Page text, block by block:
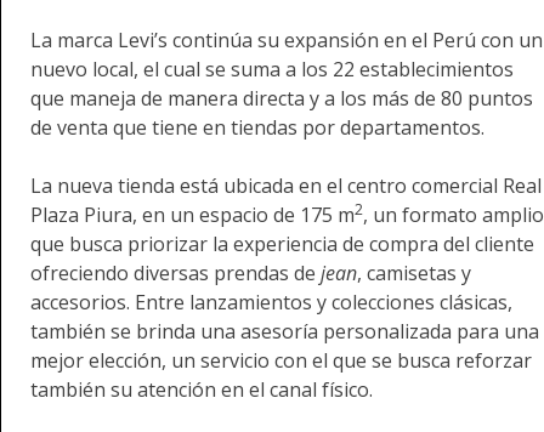
La marca Levi’s continúa su expansión en el Perú con un
nuevo local, el cual se suma a los 22 establecimientos
que maneja de manera directa y a los más de 80 puntos
de venta que tiene en tiendas por departamentos.
La nueva tienda está ubicada en el centro comercial Real
Plaza Piura, en un espacio de 175 m2, un formato amplio
que busca priorizar la experiencia de compra del cliente
ofreciendo diversas prendas de jean, camisetas y
accesorios. Entre lanzamientos y colecciones clásicas,
también se brinda una asesoría personalizada para una
mejor elección, un servicio con el que se busca reforzar
también su atención en el canal físico.